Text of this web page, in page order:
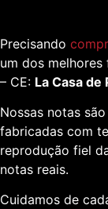
Precisando
um dos
– CE: La Casa de
Nossas notas
fabricadas com
reprodução fiel
notas reais.
Cuidamos de